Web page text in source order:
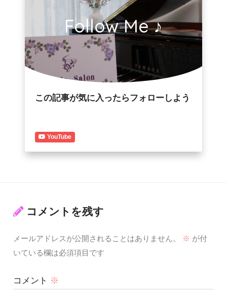
Follow Me ♪
この記事が気に入ったらフォローしよう
YouTube
コメントを残す
メールアドレスが公開されることはありません。 ※ が付
いている欄は必須項目です
コメント ※